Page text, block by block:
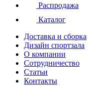
Распродажа
Каталог
Доставка и сборка
Дизайн спортзала
О компании
Сотрудничество
Статьи
Контакты